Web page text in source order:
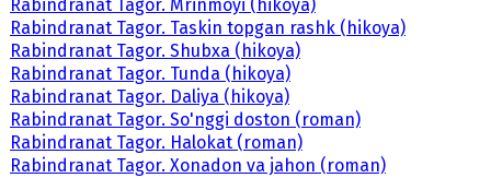
Rabindranat Tagor. Mrinmoyi (hikoya)
Rabindranat Tagor. Taskin topgan rashk (hikoya)
Rabindranat Tagor. Shubxa (hikoya)
Rabindranat Tagor. Tunda (hikoya)
Rabindranat Tagor. Daliya (hikoya)
Rabindranat Tagor. So'nggi doston (roman)
Rabindranat Tagor. Halokat (roman)
Rabindranat Tagor. Xonadon va jahon (roman)